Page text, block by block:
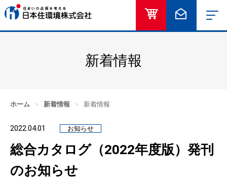
オンラインショ
新着情報
ホーム > 新着情報 > 新着情報
2022.04.01 お知らせ
総合カタログ（2022年度版）発刊
のお知らせ